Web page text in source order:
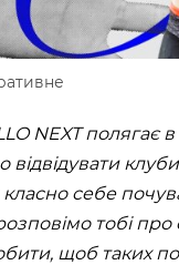
02000
02000
NEXT полягає
відвідувати
себе
тобі про
щоб таких